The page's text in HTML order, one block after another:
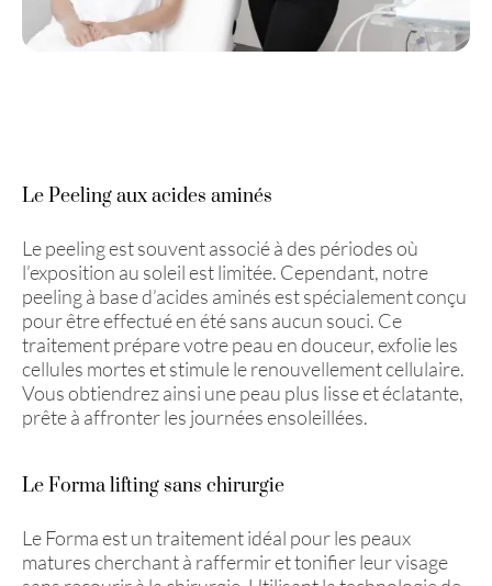
Le Peeling aux acides aminés
Le peeling est souvent associé à des périodes où
l’exposition au soleil est limitée. Cependant, notre
peeling à base d’acides aminés est spécialement conçu
pour être effectué en été sans aucun souci. Ce
traitement prépare votre peau en douceur, exfolie les
cellules mortes et stimule le renouvellement cellulaire.
Vous obtiendrez ainsi une peau plus lisse et éclatante,
prête à affronter les journées ensoleillées.
Le Forma lifting sans chirurgie
Le Forma est un traitement idéal pour les peaux
matures cherchant à raffermir et tonifier leur visage